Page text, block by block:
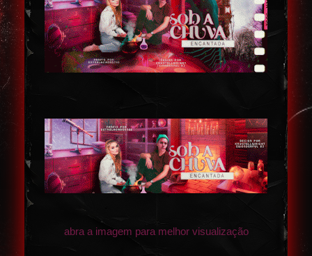
abra a imagem para melhor visualização